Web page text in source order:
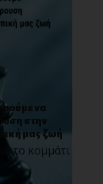
να
στην
μας ζωή
κομμάτι